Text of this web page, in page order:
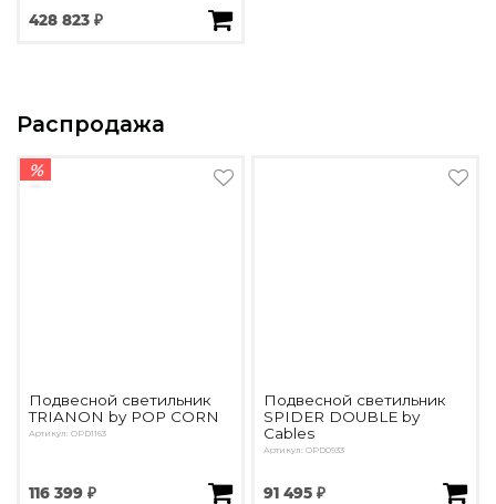
428 823 ₽
Распродажа
%
Подвесной светильник
TRIANON by POP CORN
Артикул: OPD1163
116 399 ₽
Подвесной светильник
SPIDER DOUBLE by
Cables
Артикул: OPD0933
91 495 ₽